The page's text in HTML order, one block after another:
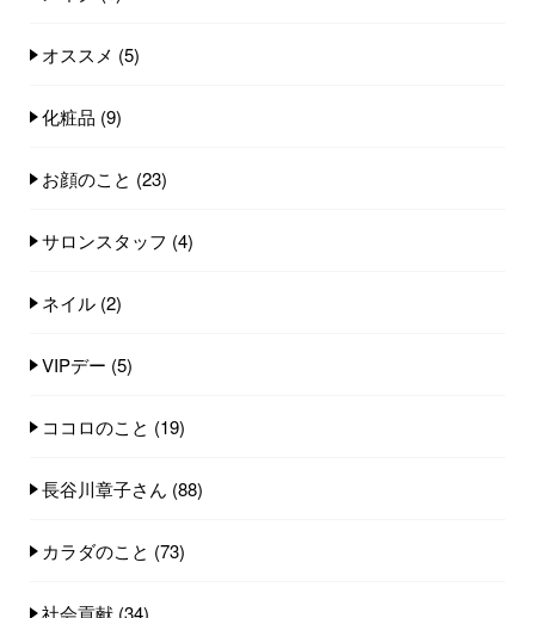
オススメ (5)
化粧品 (9)
お顔のこと (23)
サロンスタッフ (4)
ネイル (2)
VIPデー (5)
ココロのこと (19)
長谷川章子さん (88)
カラダのこと (73)
社会貢献 (34)